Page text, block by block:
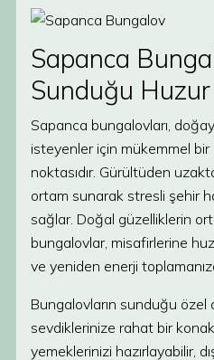
Sapanca
Sunduğu
Sapanca bungalovları,
isteyenler için mükemmel
noktasıdır. Gürültüden
ortam sunarak stresli şehir
sağlar. Doğal güzelliklerin
bungalovlar, misafirlerine
ve yeniden enerji
Bungalovların sunduğu özel
sevdiklerinize rahat bir
yemeklerinizi hazırlayabilir,